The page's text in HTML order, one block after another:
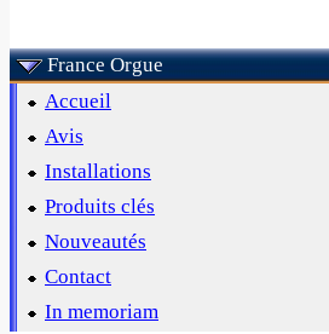
France Orgue
Accueil
Avis
Installations
Produits clés
Nouveautés
Contact
In memoriam